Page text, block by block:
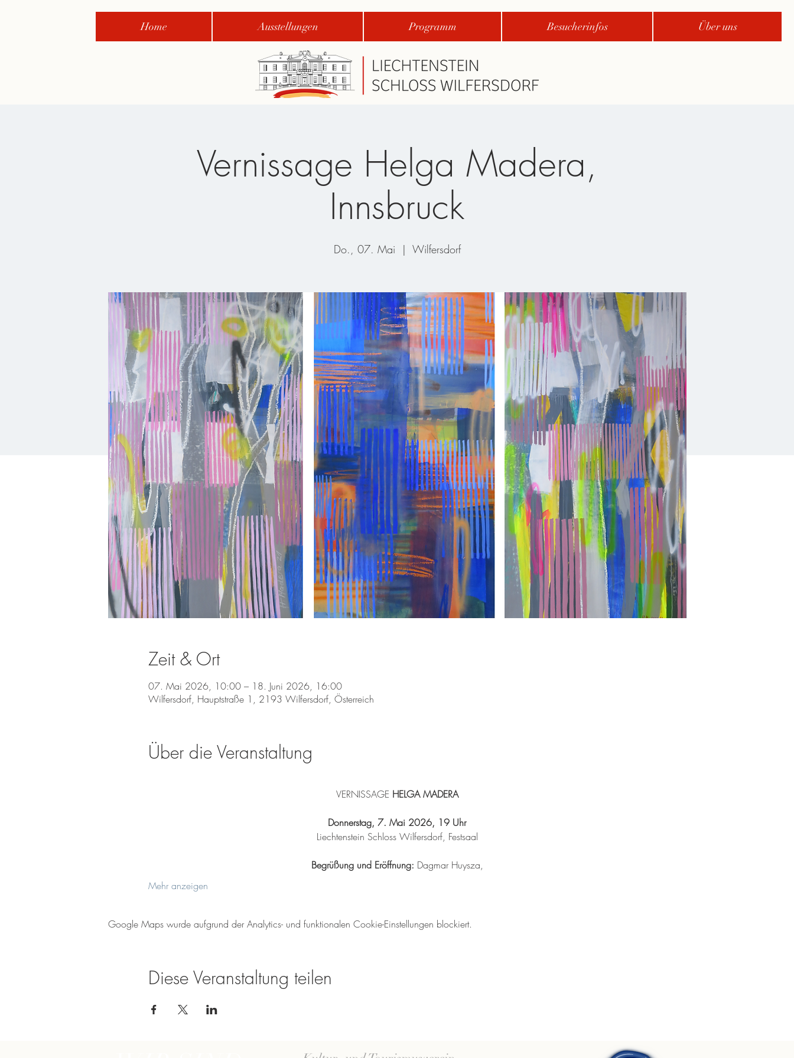
Home Ausstellungen Programm Besucherinfos Über uns
Vernissage Helga Madera,
Innsbruck
Do., 07. Mai
  |
Wilfersdorf
Zeit & Ort
07. Mai 2026, 10:00 – 18. Juni 2026, 16:00
Wilfersdorf, Hauptstraße 1, 2193 Wilfersdorf, Österreich
Über die Veranstaltung
VERNISSAGE HELGA MADERA
Donnerstag, 7. Mai 2026, 19 Uhr
Liechtenstein Schloss Wilfersdorf, Festsaal
Begrüßung und Eröffnung: Dagmar Huysza,
Mehr anzeigen
Google Maps wurde aufgrund der Analytics- und funktionalen Cookie-Einstellungen blockiert.
Diese Veranstaltung teilen